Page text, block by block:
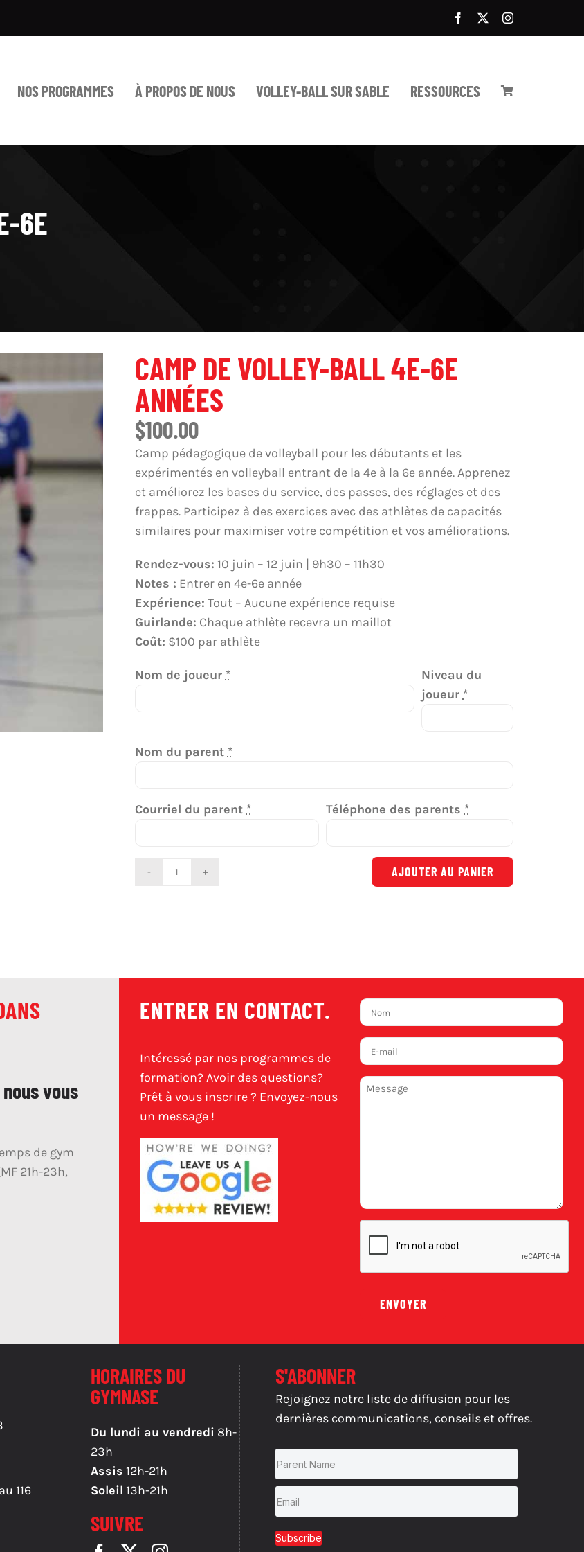
NOS PROGRAMMES À PROPOS DE NOUS VOLLEY-BALL SUR SABLE RESSOURCES
6E
CAMP DE VOLLEY-BALL 4E-6E
ANNÉES
$100.00
Camp pédagogique de volleyball pour les débutants et les
expérimentés en volleyball entrant de la 4e à la 6e année. Apprenez
et améliorez les bases du service, des passes, des réglages et des
frappes. Participez à des exercices avec des athlètes de capacités
similaires pour maximiser votre compétition et vos améliorations.
Rendez-vous: 10 juin – 12 juin | 9h30 – 11h30
Notes : Entrer en 4e-6e année
Expérience: Tout – Aucune expérience requise
Guirlande: Chaque athlète recevra un maillot
Coût: $100 par athlète
Nom de joueur *
Niveau du
joueur *
Nom du parent *
Courriel du parent * Téléphone des parents *
Volleyball
AJOUTER AU PANIER
vous
de gym
21h-23h,
ENTRER EN CONTACT.
Intéressé par nos programmes de
formation? Avoir des questions?
Prêt à vous inscrire ? Envoyez-nous
un message !
Nom
E-
mail(Requis)
Message(Requis)
ENVOYER
116
HORAIRES DU
GYMNASE
Du lundi au vendredi 8h-
23h
Assis 12h-21h
Soleil 13h-21h
SUIVRE
S'ABONNER
Rejoignez notre liste de diffusion pour les
dernières communications, conseils et offres.
Subscribe